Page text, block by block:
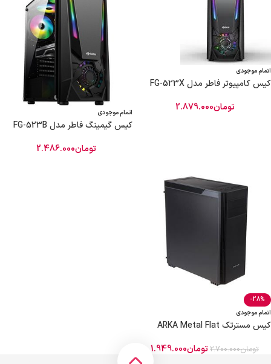
اتمام موجودی
کیس کامپیوتر فاطر مدل FG-523X
تومان2.879.000 اتمام موجودی
کیس گیمینگ فاطر مدل FG-523B
تومان2.486.000
-28%
اتمام موجودی
کیس مستر‌تک ARKA Metal Flat
تومان2.700.000تومان1.949.000